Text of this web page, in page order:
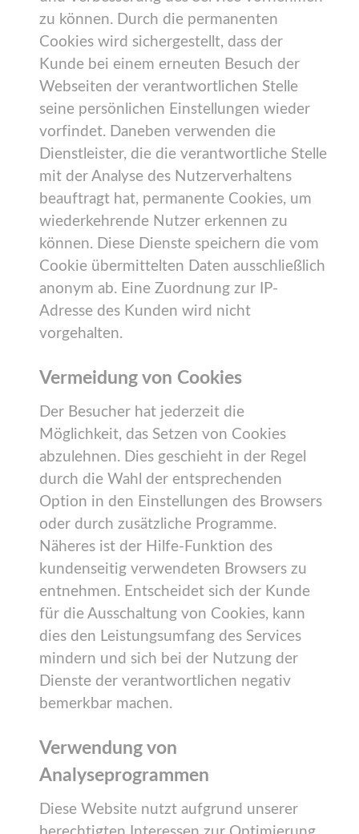
zu können. Durch die permanenten
Cookies wird sichergestellt, dass der
Kunde bei einem erneuten Besuch der
Webseiten der verantwortlichen Stelle
seine persönlichen Einstellungen wieder
vorfindet. Daneben verwenden die
Dienstleister, die die verantwortliche Stelle
mit der Analyse des Nutzerverhaltens
beauftragt hat, permanente Cookies, um
wiederkehrende Nutzer erkennen zu
können. Diese Dienste speichern die vom
Cookie übermittelten Daten ausschließlich
anonym ab. Eine Zuordnung zur IP-
Adresse des Kunden wird nicht
vorgehalten.
Vermeidung von Cookies
Der Besucher hat jederzeit die
Möglichkeit, das Setzen von Cookies
abzulehnen. Dies geschieht in der Regel
durch die Wahl der entsprechenden
Option in den Einstellungen des Browsers
oder durch zusätzliche Programme.
Näheres ist der Hilfe-Funktion des
kundenseitig verwendeten Browsers zu
entnehmen. Entscheidet sich der Kunde
für die Ausschaltung von Cookies, kann
dies den Leistungsumfang des Services
mindern und sich bei der Nutzung der
Dienste der verantwortlichen negativ
bemerkbar machen.
Verwendung von
Analyseprogrammen
Diese Website nutzt aufgrund unserer